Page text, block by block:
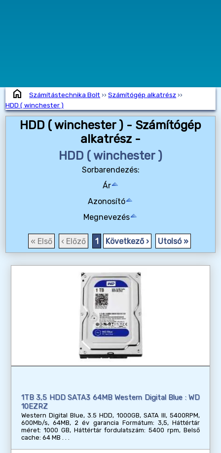
home Számítástechnika Bolt ››Számítógép alkatrész››
HDD ( winchester )
HDD ( winchester ) - Számítógép
alkatrész -
HDD ( winchester )
Sorbarendezés:
Ár
Azonosító
Megnevezés
« Első ‹ Előző 1 Következő › Utolsó »
1TB 3,5 HDD SATA3 64MB Western Digital Blue : WD
10EZRZ
Western Digital Blue, 3.5 HDD, 1000GB, SATA III, 5400RPM,
600Mb/s, 64MB, 2 év garancia Formátum: 3,5, Háttértár
méret: 1000 GB, Háttértár fordulatszám: 5400 rpm, Belső
cache: 64 MB